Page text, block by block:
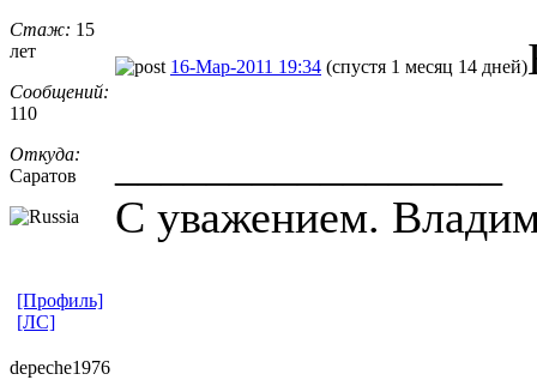
Стаж: 15
лет
Сообщений:
110
Откуда:
Саратов
16-Мар-2011 19:34 (спустя 1 месяц 14 дней)
С уважением.
[Профиль]
[ЛС]
depeche1976